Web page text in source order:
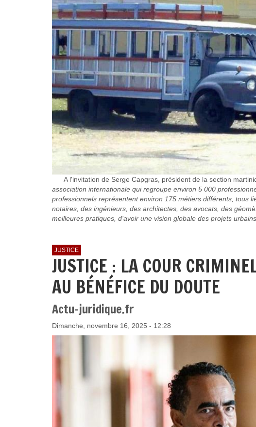
A l'invitation de Serge Capgras, président de la section
association internationale qui regroupe environ 5 000
professionnels représentent environ 175 métiers différents, tous
notaires, des ingénieurs, des architectes, des avocats, des
meilleures pratiques, d'avoir une vision globale des projets
JUSTICE
JUSTICE : LA COUR
AU BÉNÉFICE DU DOUTE
Actu-juridique.fr
Dimanche, novembre 16, 2025 - 12:28